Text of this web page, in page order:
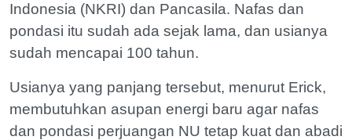
Indonesia (NKRI) dan Pancasila. Nafas dan
pondasi itu sudah ada sejak lama, dan usianya
sudah mencapai 100 tahun.
Usianya yang panjang tersebut, menurut Erick,
membutuhkan asupan energi baru agar nafas
dan pondasi perjuangan NU tetap kuat dan abadi